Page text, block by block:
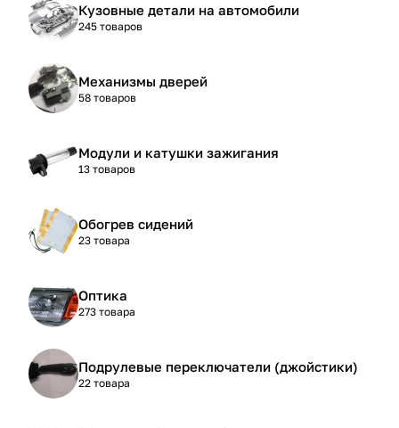
Кузовные детали на автомобили
245 товаров
Механизмы дверей
58 товаров
Модули и катушки зажигания
13 товаров
Обогрев сидений
23 товара
Оптика
273 товара
Подрулевые переключатели (джойстики)
22 товара